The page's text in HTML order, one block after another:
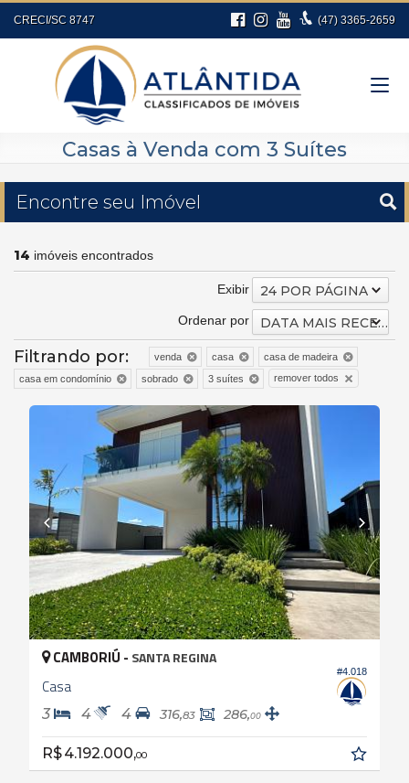
CRECI/SC 8747 (47) 3365-2659
Casas à Venda com 3 Suítes
Encontre seu Imóvel
14 imóveis encontrados
Exibir 24 POR PÁGINA
Ordenar por DATA MAIS RECENTE
Filtrando por: venda casa
casa de madeira
casa em condomínio
sobrado 3 suítes remover todos
#4.018
CAMBORIÚ - SANTA REGINA
Casa
3 4 4 316,83 286,00
R$ 4.192.000,00